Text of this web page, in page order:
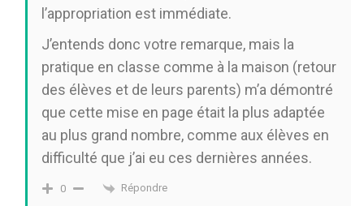
l’appropriation est immédiate.
J’entends donc votre remarque, mais la
pratique en classe comme à la maison (retour
des élèves et de leurs parents) m’a démontré
que cette mise en page était la plus adaptée
au plus grand nombre, comme aux élèves en
difficulté que j’ai eu ces dernières années.
0 Répondre